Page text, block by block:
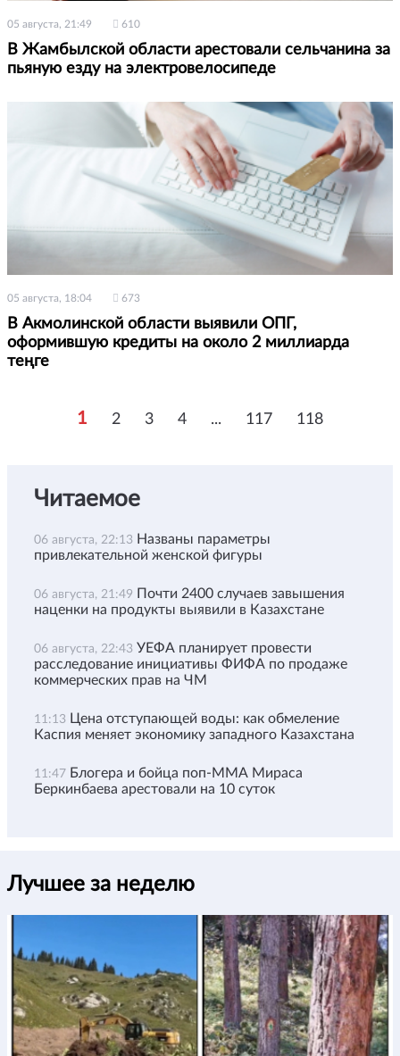
05 августа, 21:49 610
В Жамбылской области арестовали сельчанина за
пьяную езду на электровелосипеде
05 августа, 18:04 673
В Акмолинской области выявили ОПГ,
оформившую кредиты на около 2 миллиарда
теңге
1 2 3 4 ... 117 118
Читаемое
06 августа, 22:13 Названы параметры
привлекательной женской фигуры
06 августа, 21:49 Почти 2400 случаев завышения
наценки на продукты выявили в Казахстане
06 августа, 22:43 УЕФА планирует провести
расследование инициативы ФИФА по продаже
коммерческих прав на ЧМ
11:13 Цена отступающей воды: как обмеление
Каспия меняет экономику западного Казахстана
11:47 Блогера и бойца поп-ММА Мираса
Беркинбаева арестовали на 10 суток
Лучшее за неделю